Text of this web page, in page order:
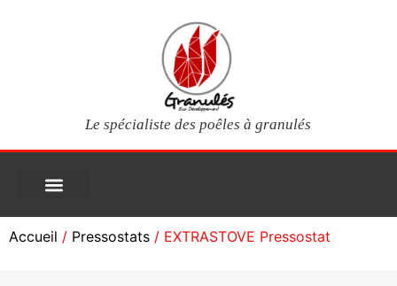
Le spécialiste des poêles à granulés
Accueil / Pressostats / EXTRASTOVE Pressostat